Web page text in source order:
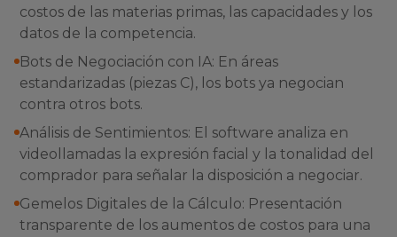
costos de las materias primas, las capacidades y los
datos de la competencia.
Bots de Negociación con IA: En áreas
estandarizadas (piezas C), los bots ya negocian
contra otros bots.
Análisis de Sentimientos: El software analiza en
videollamadas la expresión facial y la tonalidad del
comprador para señalar la disposición a negociar.
Gemelos Digitales de la Cálculo: Presentación
transparente de los aumentos de costos para una